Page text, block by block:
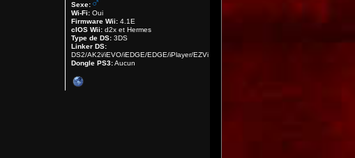
Sexe:
Wi-Fi: Oui
Firmware Wii: 4.1E
cIOS Wii: d2x et Hermes
Type de DS: 3DS
Linker DS:
DS2/AK2i/iEVO/iEDGE/EDGE/iPlayer/EZVi
Dongle PS3:Aucun